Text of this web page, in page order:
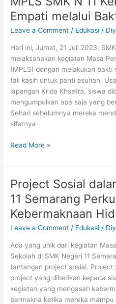
dengan
Orang
Tua
Empati melalui
Leave a Comment / Edukasi /
Hari ini, Jumat, 21 Juli 2023,
melaksanakan kegiatan Masa
(MPLS) dengan melakukan bakti
tali kasih untuk panti asuhan.
lapangan Krida Khsetra, siswa
mengumpulkan apa saja yang
Sehari sebelumnya mereka
sifatnya
MPLS
N
Kembangkan
Jiwa
Empati
melalui
Bakti
Sosial
Read More »
Project Sosial
11 Semarang
Kebermaknaan
Leave a Comment / Edukasi /
Ada yang unik dari kegiatan
Sekolah di SMK Negeri 11
tantangan project sosial. Project
project yang diberikan kepada
kegiatan yang mengasah
bermakna ketika mereka